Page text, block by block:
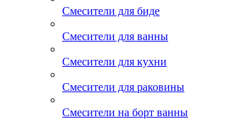
Смесители для биде
Смесители для ванны
Смесители для кухни
Смесители для раковины
Смесители на борт ванны